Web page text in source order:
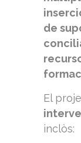
de
El
inclòs: